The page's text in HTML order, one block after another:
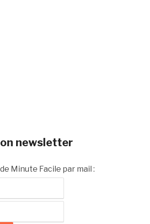
newsletter
Minute Facile par mail :